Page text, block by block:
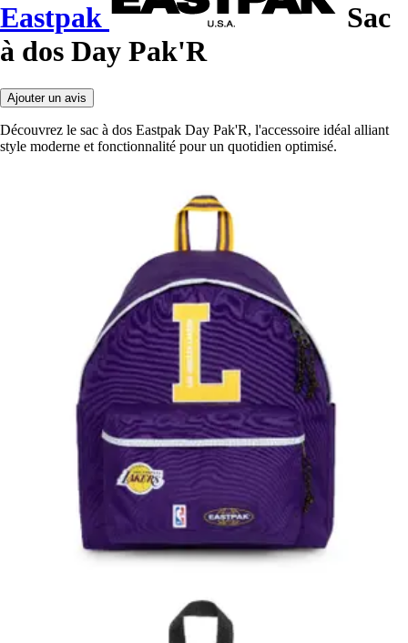
Eastpak
Sac
à dos Day Pak'R
Ajouter un avis
Découvrez le sac à dos Eastpak Day Pak'R, l'accessoire idéal alliant
style moderne et fonctionnalité pour un quotidien optimisé.